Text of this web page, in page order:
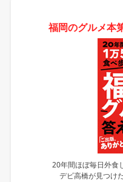
福岡のグルメ本
20年間ほぼ毎日外食
デビ高橋が見つけ